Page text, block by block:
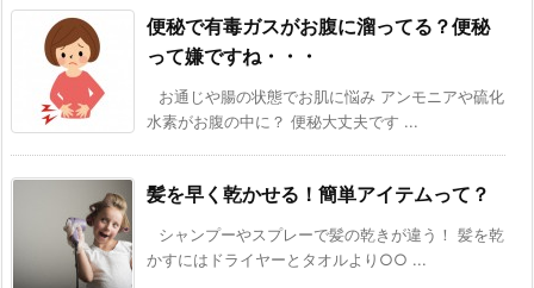
便秘で有毒ガスがお腹に溜ってる？便秘
って嫌ですね・・・
お通じや腸の状態でお肌に悩み アンモニアや硫化
水素がお腹の中に？ 便秘大丈夫です ...
髪を早く乾かせる！簡単アイテムって？
シャンプーやスプレーで髪の乾きが違う！ 髪を乾
かすにはドライヤーとタオルより○○ ...